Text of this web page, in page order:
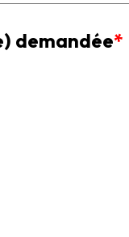
*
demandée